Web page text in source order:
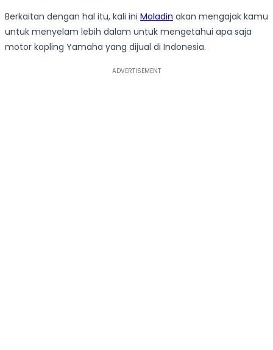
Berkaitan dengan hal itu, kali ini Moladin akan mengajak kamu
untuk menyelam lebih dalam untuk mengetahui apa saja
motor kopling Yamaha yang dijual di Indonesia.